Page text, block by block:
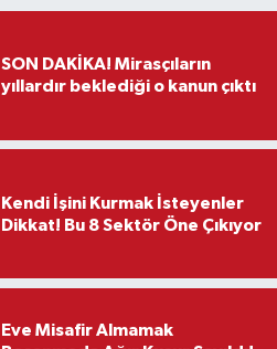
SON DAKİKA! Mirasçıların
yıllardır beklediği o kanun çıktı
Kendi İşini Kurmak İsteyenler
Dikkat! Bu 8 Sektör Öne Çıkıyor
Eve Misafir Almamak